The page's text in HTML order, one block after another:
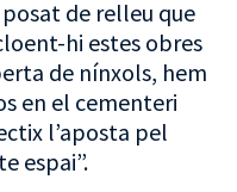
de relleu que
hi estes obres
de nínxols, hem
en el cementeri
l’aposta pel
espai”.